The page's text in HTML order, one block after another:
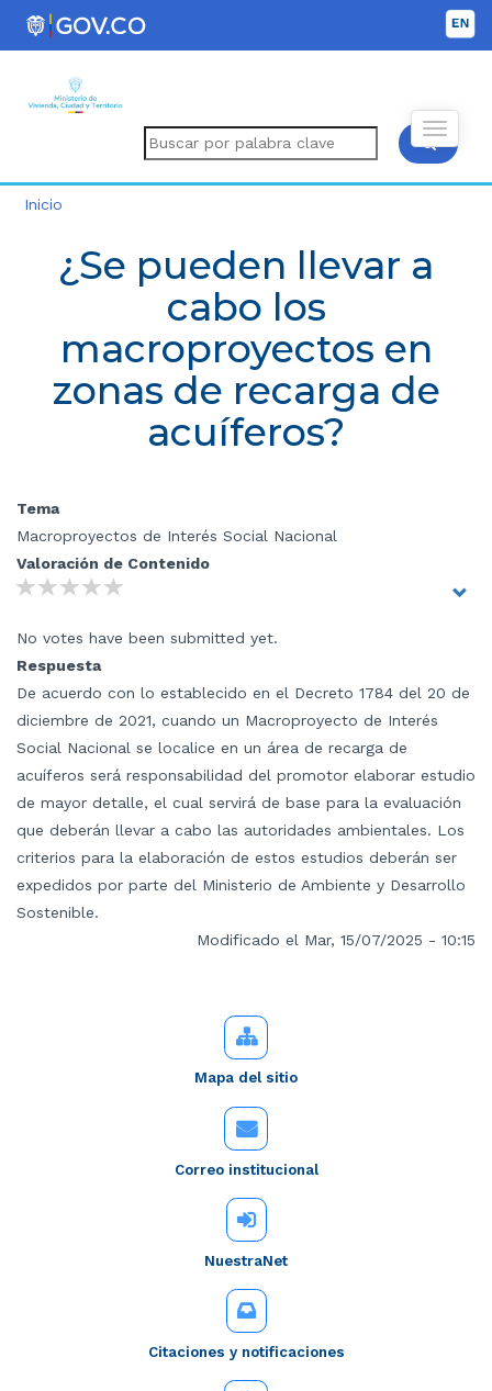
Inicio
¿Se pueden llevar a
cabo los
macroproyectos en
zonas de recarga de
acuíferos?
Tema
Macroproyectos de Interés Social Nacional
Valoración de Contenido
No votes have been submitted yet.
Respuesta
De acuerdo con lo establecido en el Decreto 1784 del 20 de
diciembre de 2021, cuando un Macroproyecto de Interés
Social Nacional se localice en un área de recarga de
acuíferos será responsabilidad del promotor elaborar estudio
de mayor detalle, el cual servirá de base para la evaluación
que deberán llevar a cabo las autoridades ambientales. Los
criterios para la elaboración de estos estudios deberán ser
expedidos por parte del Ministerio de Ambiente y Desarrollo
Sostenible.
Modificado el Mar, 15/07/2025 - 10:15
Mapa del sitio
Correo institucional
NuestraNet
Citaciones y notificaciones